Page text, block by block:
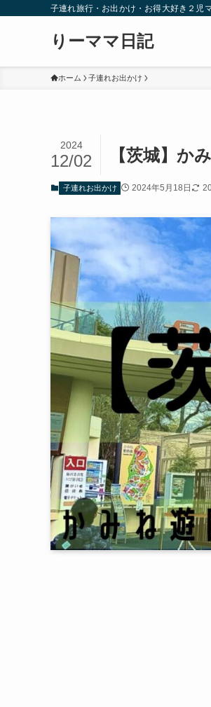
子連れ旅行・お出かけ・お得大好き２児
りーママ日記
ホーム 子連れお出かけ
【茨城】か
2024
12/02
子連れお出かけ 2024年5月18日